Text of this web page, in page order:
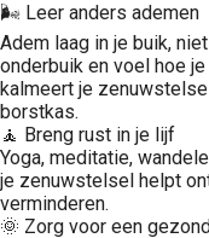
🌬️ Leer anders ademen
Adem laag in je buik,
onderbuik en voel hoe
kalmeert je
borstkas.
🧘 Breng rust in je lijf
Yoga, meditatie,
je zenuwstelsel helpt
verminderen.
🌞 Zorg voor een